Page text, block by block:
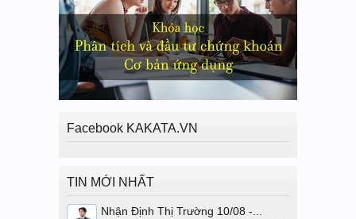
Facebook KAKATA.VN
TIN MỚI NHẤT
Nhận Định Thị Trường 10/08 -...